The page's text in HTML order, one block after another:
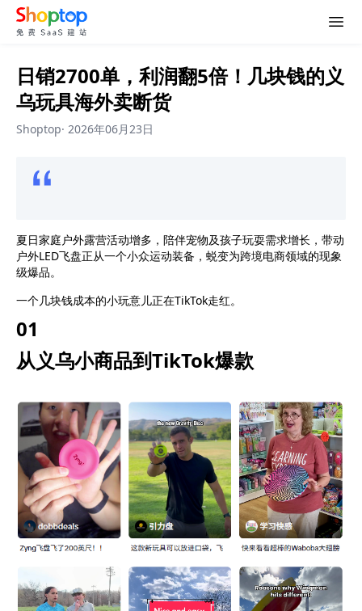
日销2700单，利润翻5倍！几块钱的义
乌玩具海外卖断货
Shoptop· 2026年06月23日
夏日家庭户外露营活动增多，陪伴宠物及孩子玩耍需求增长，带动
户外LED飞盘正从一个小众运动装备，蜕变为跨境电商领域的现象
级爆品。
一个几块钱成本的小玩意儿正在TikTok走红。
01
从义乌小商品到TikTok爆款